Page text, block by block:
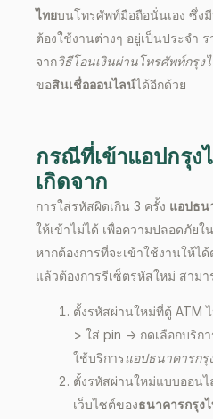
ไทยบนโทรศัพท์มือถือนั่นเอง ซึ่งมี
ต้องใช้งานต่างๆ อยู่เป็นประจำ
จากวิธีโอนเงินผ่านโทรศัพท์กรุง
ขอสินเชื่อออนไลน์ได้อีกด้วย
กรณีที่เข้าแอปกรุง
เกิดจาก
การใส่รหัสผิดเกิน 3 ครั้ง แอปธน
ให้เข้าไม่ได้ เพื่อความปลอดภัย
หากต้องการที่จะเข้าใช้งานให้ไ
แล้วต้องการรีเซ็ตรหัสใหม่ สาม
ตั้งรหัสผ่านใหม่ที่ตู้ ATM
> ใส่ pin -> กดเลือกบริก
ใช้บริการแอปธนาคารกรุ
ตั้งรหัสผ่านใหม่แบบออน
เว็บไซต์ของธนาคารกรุง